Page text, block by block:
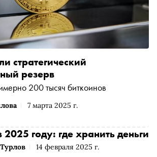
7 марта 2025 г.
стратегический
резерв
200 тысяч биткоинов
14 февраля 2025 г.
году: где хранить деньги